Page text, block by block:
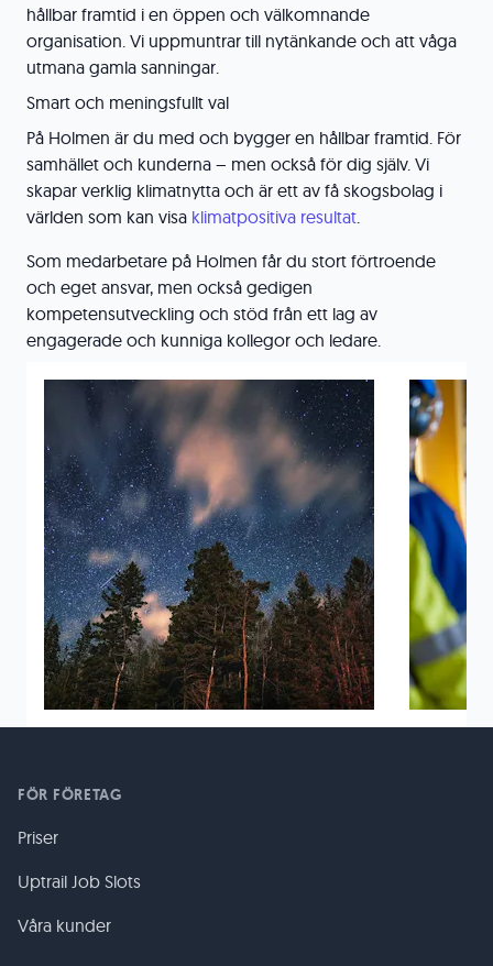
hållbar framtid i en öppen och välkomnande
organisation. Vi uppmuntrar till nytänkande och att våga
utmana gamla sanningar.
Smart och meningsfullt val
På Holmen är du med och bygger en hållbar framtid. För
samhället och kunderna – men också för dig själv. Vi
skapar verklig klimatnytta och är ett av få skogsbolag i
världen som kan visa klimatpositiva resultat.
Som medarbetare på Holmen får du stort förtroende
och eget ansvar, men också gedigen
kompetensutveckling och stöd från ett lag av
engagerade och kunniga kollegor och ledare.
FÖR FÖRETAG
Priser
Uptrail Job Slots
Våra kunder